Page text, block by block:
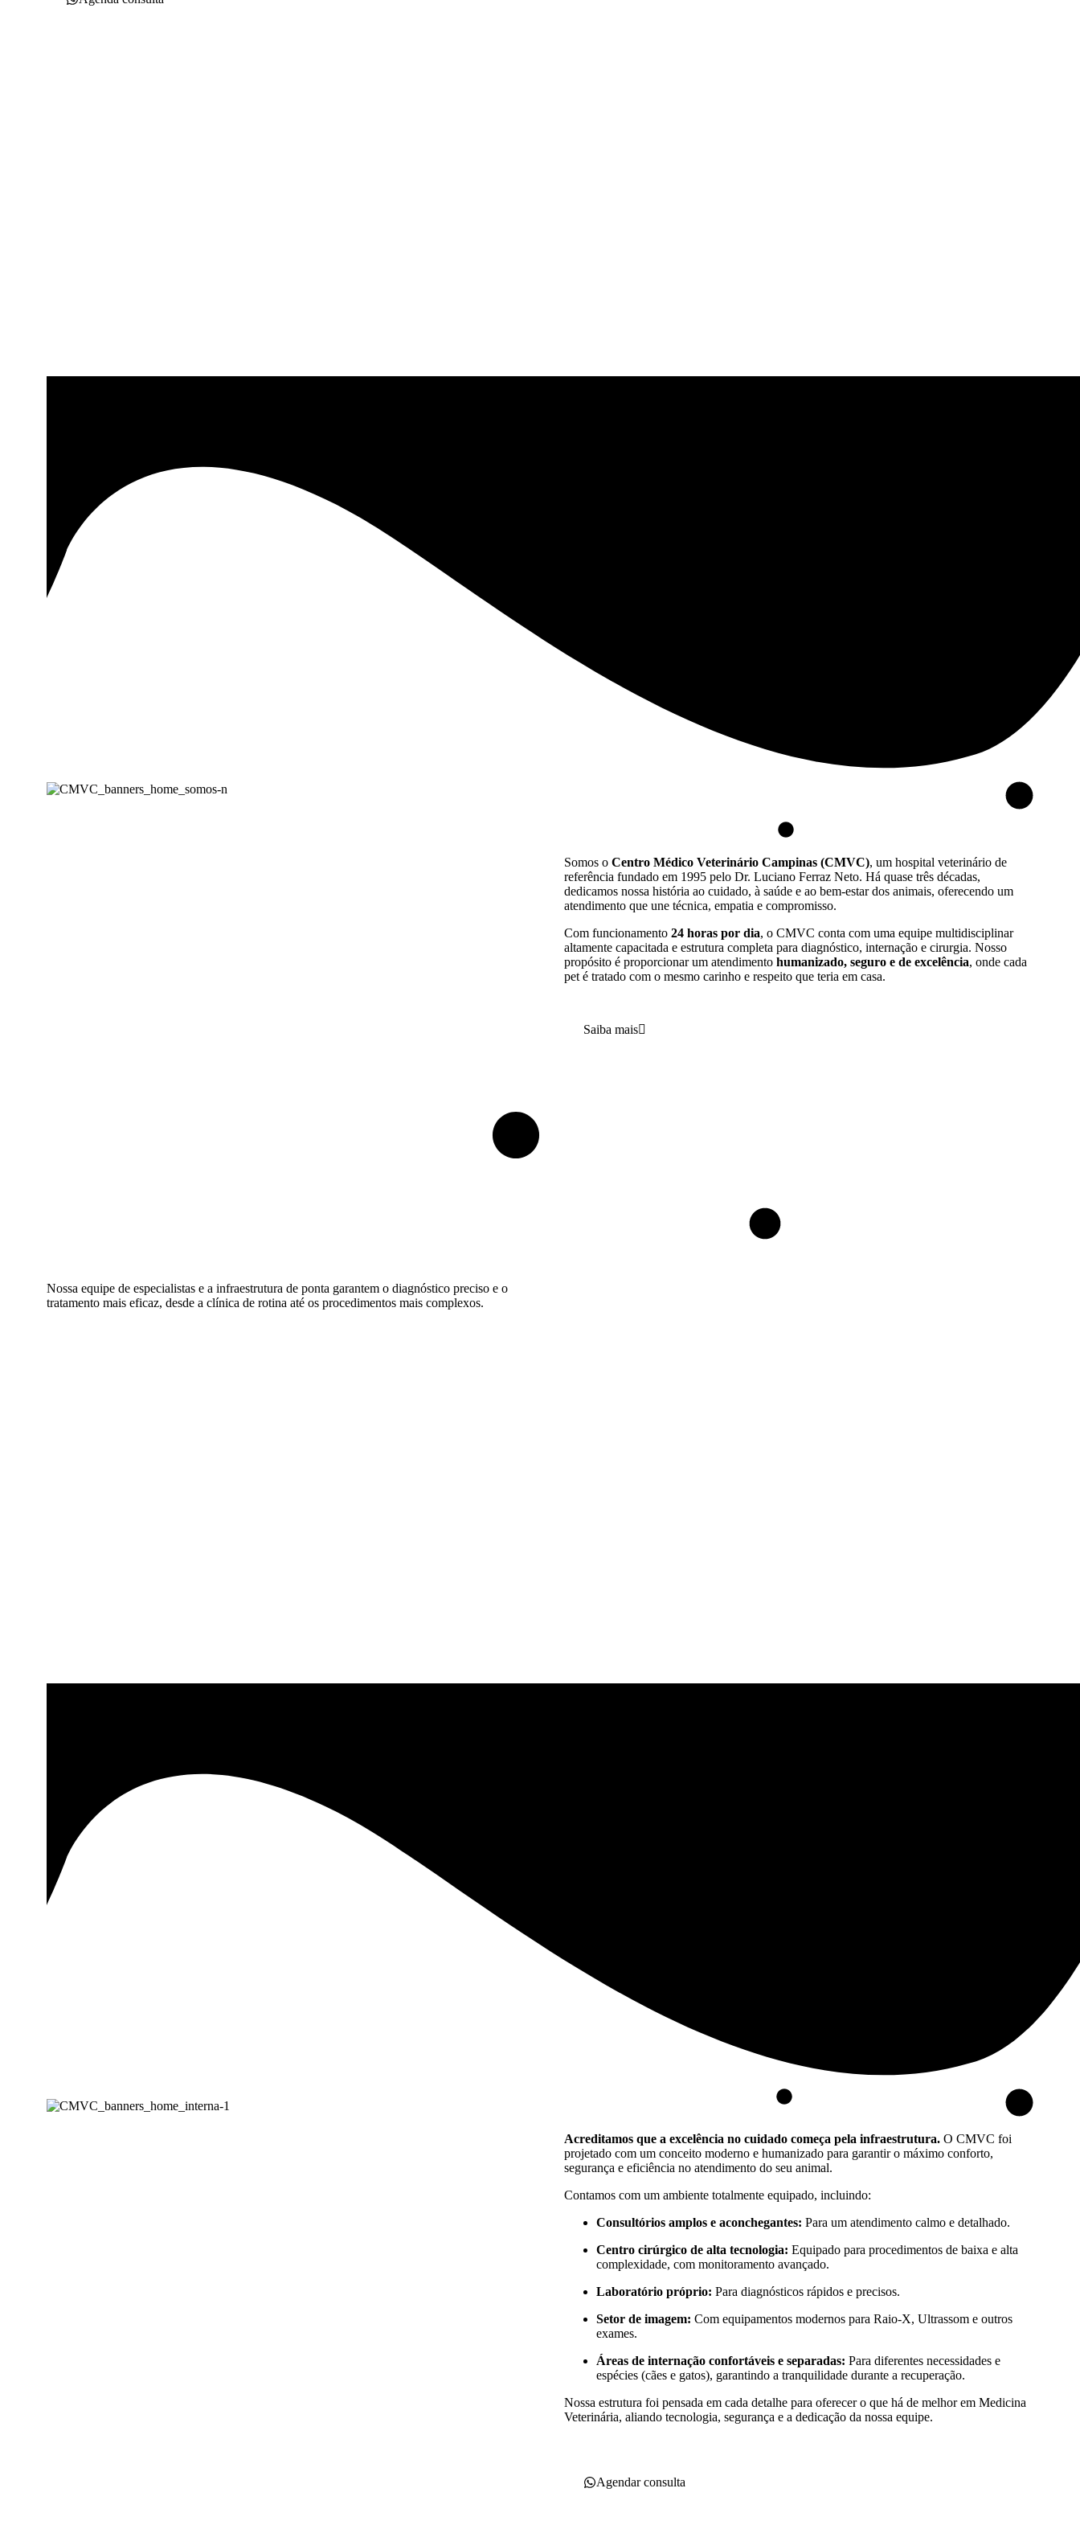
Somos o Centro Médico Veterinário Campinas (CMVC), um hospital veterinário de
referência fundado em 1995 pelo Dr. Luciano Ferraz Neto. Há quase três décadas,
dedicamos nossa história ao cuidado, à saúde e ao bem-estar dos animais, oferecendo um
atendimento que une técnica, empatia e compromisso.
Com funcionamento 24 horas por dia, o CMVC conta com uma equipe multidisciplinar
altamente capacitada e estrutura completa para diagnóstico, internação e cirurgia. Nosso
propósito é proporcionar um atendimento humanizado, seguro e de excelência, onde cada
pet é tratado com o mesmo carinho e respeito que teria em casa.
Saiba mais
Nossa equipe de especialistas e a infraestrutura de ponta garantem o diagnóstico preciso e o
tratamento mais eficaz, desde a clínica de rotina até os procedimentos mais complexos.
Acreditamos que a excelência no cuidado começa pela infraestrutura. O CMVC foi
projetado com um conceito moderno e humanizado para garantir o máximo conforto,
segurança e eficiência no atendimento do seu animal.
Contamos com um ambiente totalmente equipado, incluindo:
Consultórios amplos e aconchegantes: Para um atendimento calmo e detalhado.
Centro cirúrgico de alta tecnologia: Equipado para procedimentos de baixa e alta
complexidade, com monitoramento avançado.
Laboratório próprio: Para diagnósticos rápidos e precisos.
Setor de imagem: Com equipamentos modernos para Raio-X, Ultrassom e outros
exames.
Áreas de internação confortáveis e separadas: Para diferentes necessidades e
espécies (cães e gatos), garantindo a tranquilidade durante a recuperação.
Nossa estrutura foi pensada em cada detalhe para oferecer o que há de melhor em Medicina
Veterinária, aliando tecnologia, segurança e a dedicação da nossa equipe.
Agendar consulta